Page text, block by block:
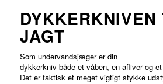
JAGT
Som undervandsjæger er din
dykkerkniv både et våben, en afliver og
Det er faktisk et meget vigtigt stykke